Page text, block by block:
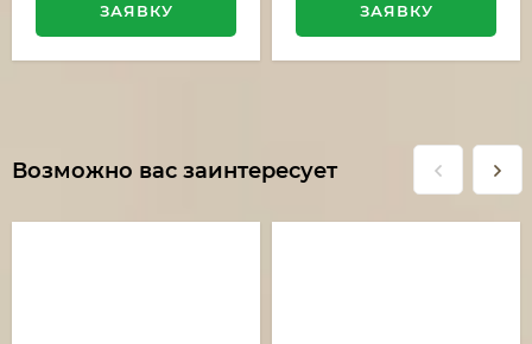
ЗАЯВКУ
ЗАЯВКУ
Возможно вас заинтересует